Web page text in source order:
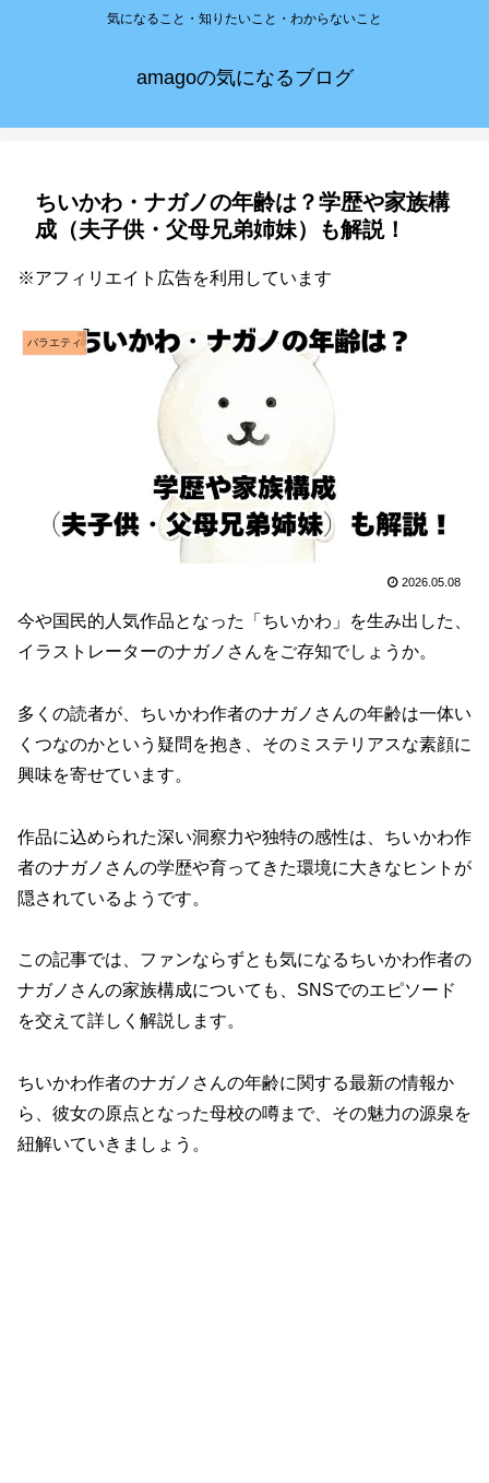
気になること・知りたいこと・わからないこと
amagoの気になるブログ
ちいかわ・ナガノの年齢は？学歴や家族構
成（夫子供・父母兄弟姉妹）も解説！
※アフィリエイト広告を利用しています
バラエティ
2026.05.08
今や国民的人気作品となった「ちいかわ」を生み出した、
イラストレーターのナガノさんをご存知でしょうか。
多くの読者が、ちいかわ作者のナガノさんの年齢は一体い
くつなのかという疑問を抱き、そのミステリアスな素顔に
興味を寄せています。
作品に込められた深い洞察力や独特の感性は、ちいかわ作
者のナガノさんの学歴や育ってきた環境に大きなヒントが
隠されているようです。
この記事では、ファンならずとも気になるちいかわ作者の
ナガノさんの家族構成についても、SNSでのエピソード
を交えて詳しく解説します。
ちいかわ作者のナガノさんの年齢に関する最新の情報か
ら、彼女の原点となった母校の噂まで、その魅力の源泉を
紐解いていきましょう。